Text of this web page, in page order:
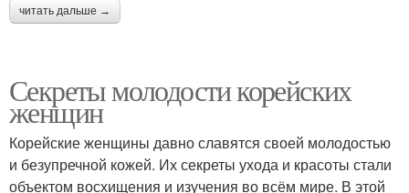
читать дальше →
Секреты молодости корейских
женщин
Корейские женщины давно славятся своей молодостью
и безупречной кожей. Их секреты ухода и красоты стали
объектом восхищения и изучения во всём мире. В этой